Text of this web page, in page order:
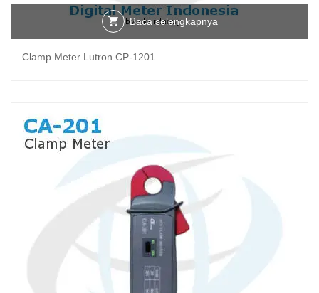
Baca selengkapnya
Clamp Meter Lutron CP-1201